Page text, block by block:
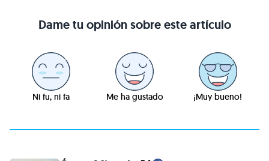
Dame tu opinión sobre este artículo
Ni fu, ni fa Me ha gustado ¡Muy bueno!